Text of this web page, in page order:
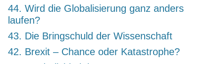
44. Wird die Globalisierung ganz anders
laufen?
43. Die Bringschuld der Wissenschaft
42. Brexit – Chance oder Katastrophe?